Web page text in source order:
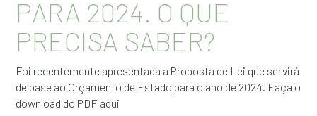
PARA 2024. O QUE
PRECISA SABER?
Foi recentemente apresentada a Proposta de Lei que servirá
de base ao Orçamento de Estado para o ano de 2024. Faça o
download do PDF aqui